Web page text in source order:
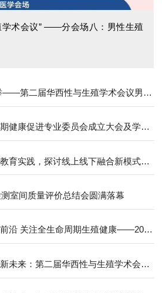
聚焦“性与生殖健康”，共享学术盛
群贤毕至 共襄盛举——第二届华西性与生殖学术会议男性学分会场精彩纷呈
四川省性学会青春期健康促进专业委员会成立大会及学术会议成功举办
聚焦多途径开展性教育实践，探讨线上线下融合新模式——四川省性学会性教育分会2025年学术会议顺利举办
室间质量评价总结会圆满落幕
聚焦性腺轴与生殖前沿 关注全生命周期生殖健康——2025年四川省性学会性腺轴与生殖专业委员会学术年会成功举办
聚焦她健康，赋能新未来：第二届华西性与生殖学术会议女性健康会场圆满举行